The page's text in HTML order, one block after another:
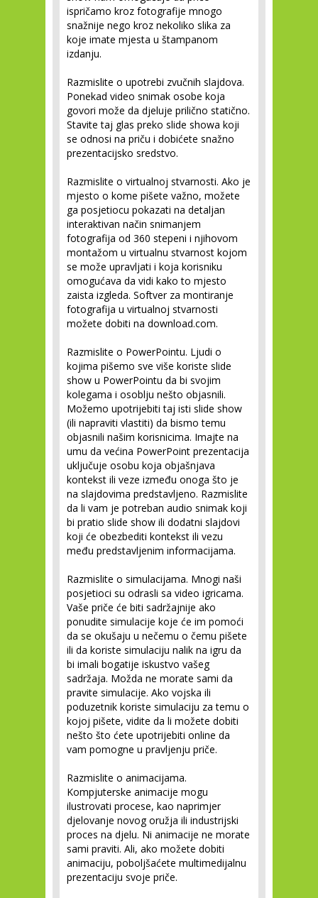
ispričamo kroz fotografije mnogo
snažnije nego kroz nekoliko slika za
koje imate mjesta u štampanom
izdanju.
Razmislite o upotrebi zvučnih slajdova.
Ponekad video snimak osobe koja
govori može da djeluje prilično statično.
Stavite taj glas preko slide showa koji
se odnosi na priču i dobićete snažno
prezentacijsko sredstvo.
Razmislite o virtualnoj stvarnosti. Ako je
mjesto o kome pišete važno, možete
ga posjetiocu pokazati na detaljan
interaktivan način snimanjem
fotografija od 360 stepeni i njihovom
montažom u virtualnu stvarnost kojom
se može upravljati i koja korisniku
omogućava da vidi kako to mjesto
zaista izgleda. Softver za montiranje
fotografija u virtualnoj stvarnosti
možete dobiti na download.com.
Razmislite o PowerPointu. Ljudi o
kojima pišemo sve više koriste slide
show u PowerPointu da bi svojim
kolegama i osoblju nešto objasnili.
Možemo upotrijebiti taj isti slide show
(ili napraviti vlastiti) da bismo temu
objasnili našim korisnicima. Imajte na
umu da većina PowerPoint prezentacija
uključuje osobu koja objašnjava
kontekst ili veze između onoga što je
na slajdovima predstavljeno. Razmislite
da li vam je potreban audio snimak koji
bi pratio slide show ili dodatni slajdovi
koji će obezbediti kontekst ili vezu
među predstavljenim informacijama.
Razmislite o simulacijama. Mnogi naši
posjetioci su odrasli sa video igricama.
Vaše priče će biti sadržajnije ako
ponudite simulacije koje će im pomoći
da se okušaju u nečemu o čemu pišete
ili da koriste simulaciju nalik na igru da
bi imali bogatije iskustvo vašeg
sadržaja. Možda ne morate sami da
pravite simulacije. Ako vojska ili
poduzetnik koriste simulaciju za temu o
kojoj pišete, vidite da li možete dobiti
nešto što ćete upotrijebiti online da
vam pomogne u pravljenju priče.
Razmislite o animacijama.
Kompjuterske animacije mogu
ilustrovati procese, kao naprimjer
djelovanje novog oružja ili industrijski
proces na djelu. Ni animacije ne morate
sami praviti. Ali, ako možete dobiti
animaciju, poboljšaćete multimedijalnu
prezentaciju svoje priče.